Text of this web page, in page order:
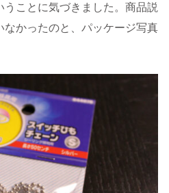
ことに気づきました。商品説
なかったのと、パッケージ写真